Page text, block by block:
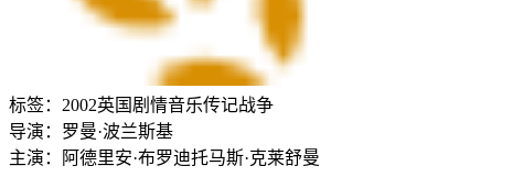
标签： 2002英国 剧情音乐传记战争
导演： 罗曼·波兰斯基
主演：
阿德里安·布罗迪托马斯·克莱舒曼